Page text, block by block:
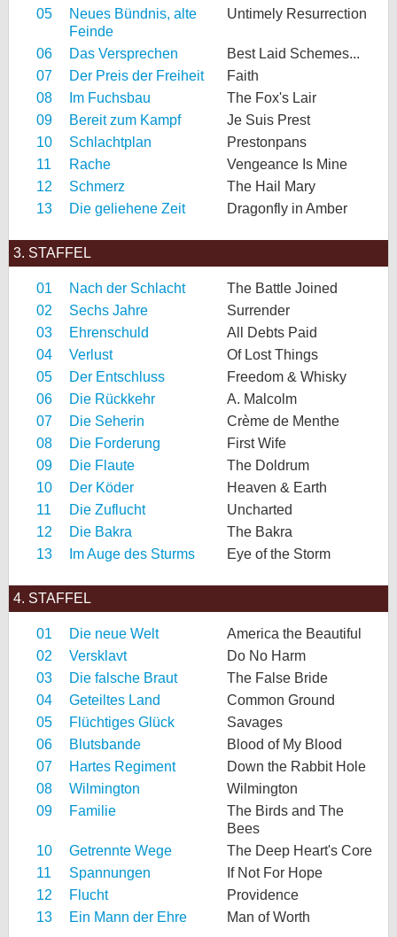
05
Neues Bündnis, alte
Feinde
Untimely Resurrection
06 Das Versprechen
Best Laid Schemes...
07
Der Preis der Freiheit
Faith
08
Im Fuchsbau
The Fox's Lair
09
Bereit zum Kampf
Je Suis Prest
10
Schlachtplan
Prestonpans
11
Rache
Vengeance Is Mine
12
Schmerz
The Hail Mary
13
Die geliehene Zeit Dragonfly in Amber
3. STAFFEL
01 Nach der Schlacht
The Battle Joined
02
Sechs Jahre
Surrender
03
Ehrenschuld
All Debts Paid
04
Verlust
Of Lost Things
05
Der Entschluss
Freedom & Whisky
06
Die Rückkehr
A. Malcolm
07
Die Seherin
Crème de Menthe
08
Die Forderung
First Wife
09
Die Flaute
The Doldrum
10
Der Köder
Heaven & Earth
11
Die Zuflucht
Uncharted
12
Die Bakra
The Bakra
13
Im Auge des Sturms Eye of the Storm
4. STAFFEL
01 Die neue Welt
America the Beautiful
02
Versklavt
Do No Harm
03
Die falsche Braut
The False Bride
04
Geteiltes Land
Common Ground
05
Flüchtiges Glück
Savages
06
Blutsbande
Blood of My Blood
07
Hartes Regiment
Down the Rabbit Hole
08
Wilmington
Wilmington
09
Familie
The Birds and The
Bees
10
Getrennte Wege
The Deep Heart's Core
11
Spannungen
If Not For Hope
12
Flucht
Providence
13
Ein Mann der Ehre Man of Worth